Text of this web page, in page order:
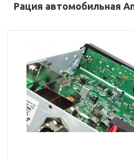
Рация автомобильная